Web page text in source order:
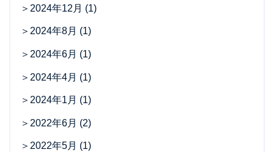
2024年12月 (1)
2024年8月 (1)
2024年6月 (1)
2024年4月 (1)
2024年1月 (1)
2022年6月 (2)
2022年5月 (1)